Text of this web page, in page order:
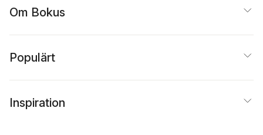
Om Bokus
Populärt
Inspiration